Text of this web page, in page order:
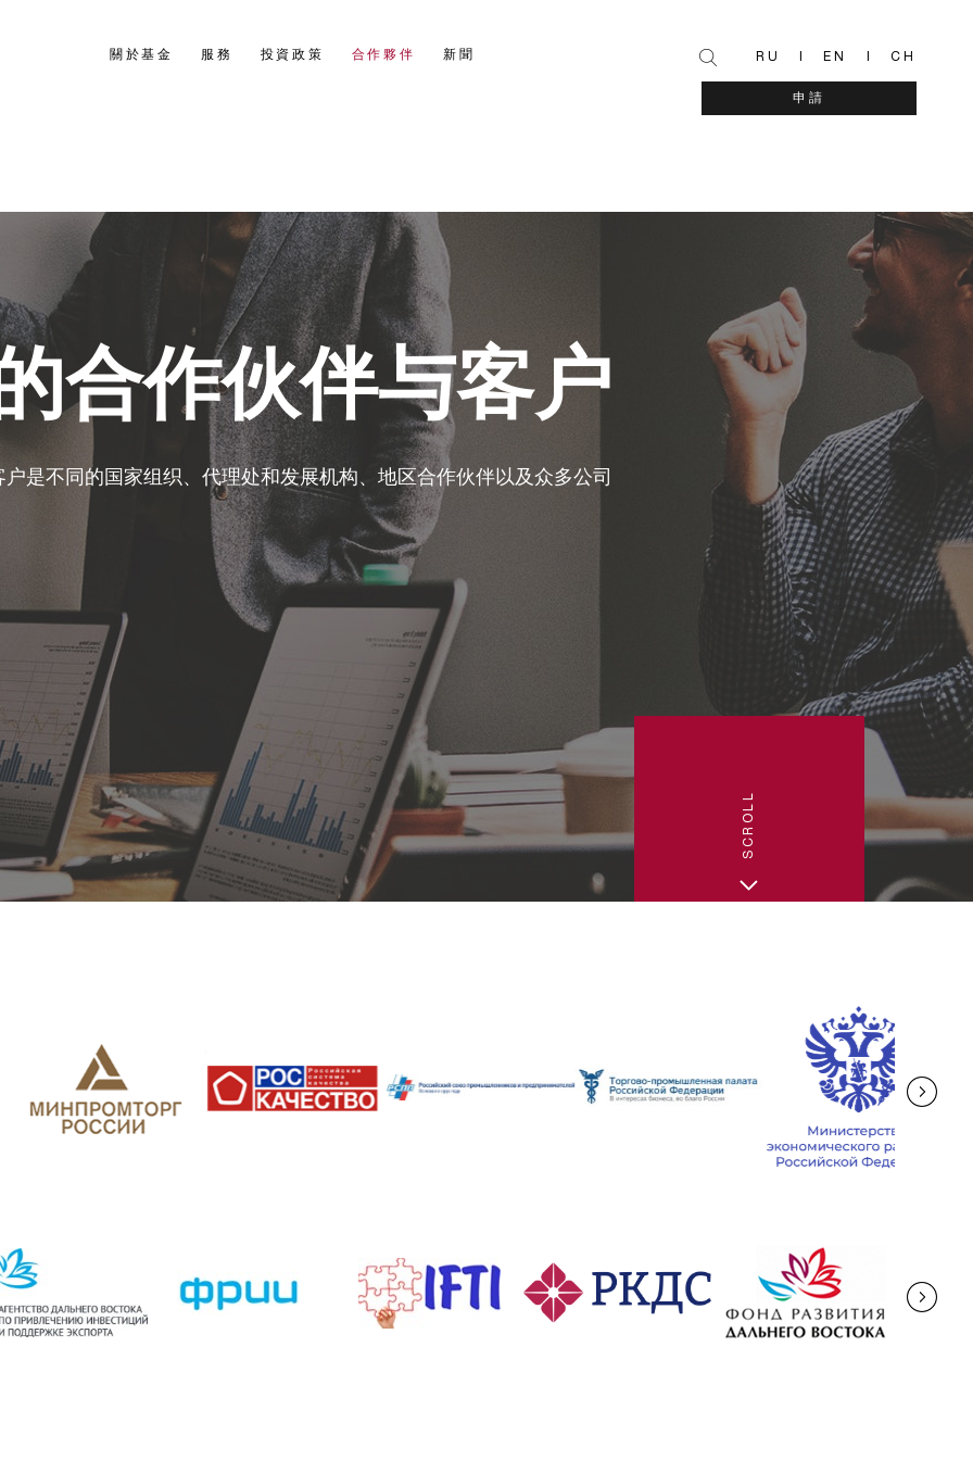
RU EN CH
申請
關於基金 服務 投資政策 合作夥伴 新聞
合作伙伴与客户
是不同的国家组织、代理处和发展机构、地区合作伙伴以及众多公司
SCROLL